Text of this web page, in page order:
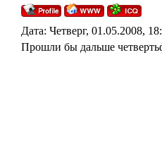
Дата: Четверг, 01.05.2008,
Прошли бы дальше